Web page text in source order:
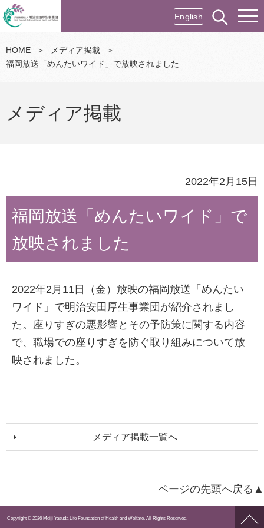
English
HOME ＞ メディア掲載
＞
福岡放送「めんたいワイド」で放映されました
メディア掲載
2022年2月15日
福岡放送「めんたいワイド」で
放映されました
2022年2月11日（金）放映の福岡放送「めんたい
ワイド」で明治安田厚生事業団が紹介されまし
た。座りすぎの悪影響とその予防策に関する内容
で、職場での座りすぎを防ぐ取り組みについて放
映されました。
メディア掲載一覧へ
ページの先頭へ戻る▲
ペー
Copyright © 2026 Meiji Yasuda Life Foundation of Health and Welfare. All Rights Reserved.